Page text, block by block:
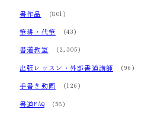
書作品 (801)
筆耕・代筆 (43)
書道教室 (2,305)
出張レッスン・外部書道講師 (96)
手書き動画 (126)
書道FAQ(58)